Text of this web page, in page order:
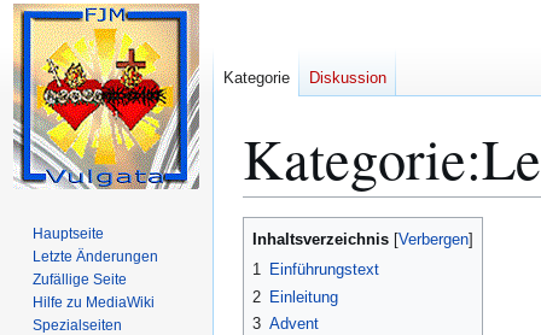
Kategorie:
Zur
Zur
Inhaltsverzeichnis
1 Einführungstext
2 Einleitung
3 Advent
Kategorie Diskussion
Hauptseite
Letzte Änderungen
Zufällige Seite
Hilfe zu MediaWiki
Spezialseiten